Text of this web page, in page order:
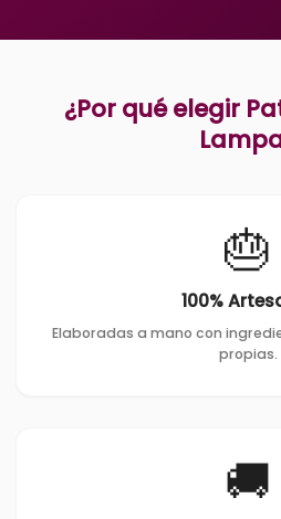
¿Por qué elegir
🎂
100%
Elaboradas a mano con
propias.
🚚